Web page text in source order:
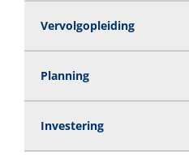
Vervolgopleiding
Planning
Investering